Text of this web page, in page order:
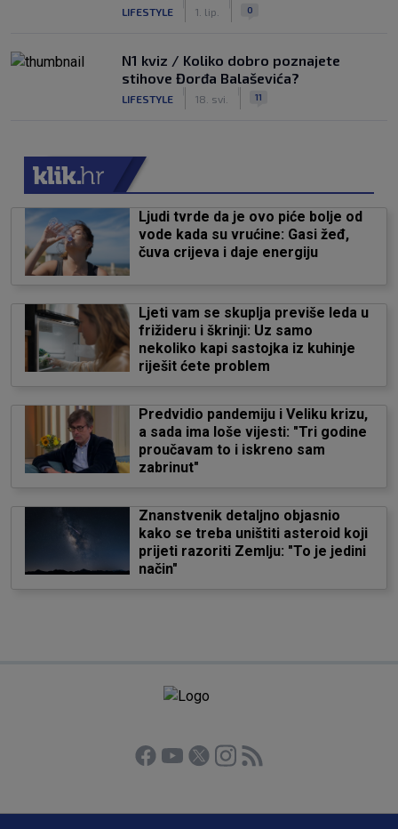
LIFESTYLE 1. lip. 0
N1 kviz / Koliko dobro poznajete
stihove Đorđa Balaševića?
LIFESTYLE 18. svi. 11
Ljudi tvrde da je ovo piće bolje od
vode kada su vrućine: Gasi žeđ,
čuva crijeva i daje energiju
Ljeti vam se skuplja previše leda u
frižideru i škrinji: Uz samo
nekoliko kapi sastojka iz kuhinje
riješit ćete problem
Predvidio pandemiju i Veliku krizu,
a sada ima loše vijesti: "Tri godine
proučavam to i iskreno sam
zabrinut"
Znanstvenik detaljno objasnio
kako se treba uništiti asteroid koji
prijeti razoriti Zemlju: "To je jedini
način"